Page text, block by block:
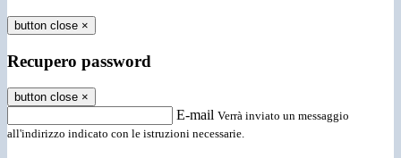
button close ×
Recupero password
button close ×
E-mail Verrà inviato un messaggio
all'indirizzo indicato con le istruzioni necessarie.